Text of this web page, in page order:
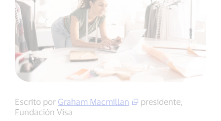
Escrito por Graham Macmillan
presidente,
Fundación Visa